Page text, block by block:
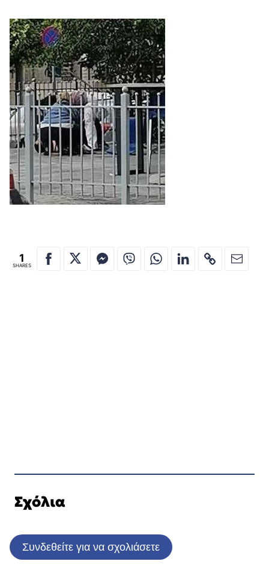
1
SHARES
Σχόλια
Συνδεθείτε για να σχολιάσετε